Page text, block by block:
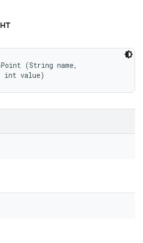
(String name,
int value)